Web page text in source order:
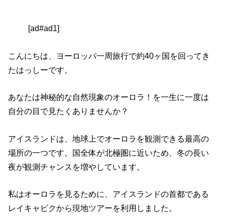
[ad#ad1]
こんにちは、ヨーロッパ一周旅行で約40ヶ国を回ってき
たはっしーです。
あなたは神秘的な自然現象のオーロラ！を一生に一度は
自分の目で見たくありませんか？
アイスランドは、地球上でオーロラを観測できる最高の
場所の一つです。 国全体が北極圏に近いため、冬の長い
夜が観測チャンスを増やしています。
私はオーロラを見るために、アイスランドの首都である
レイキャビクから現地ツアーを利用しました。